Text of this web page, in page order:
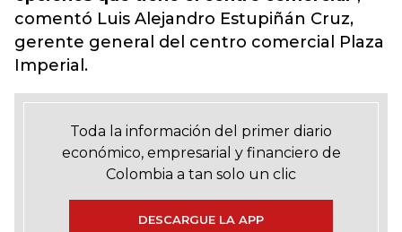
comentó Luis Alejandro Estupiñán Cruz,
gerente general del centro comercial Plaza
Imperial.
Toda la información del primer diario
económico, empresarial y financiero de
Colombia a tan solo un clic
DESCARGUE LA APP